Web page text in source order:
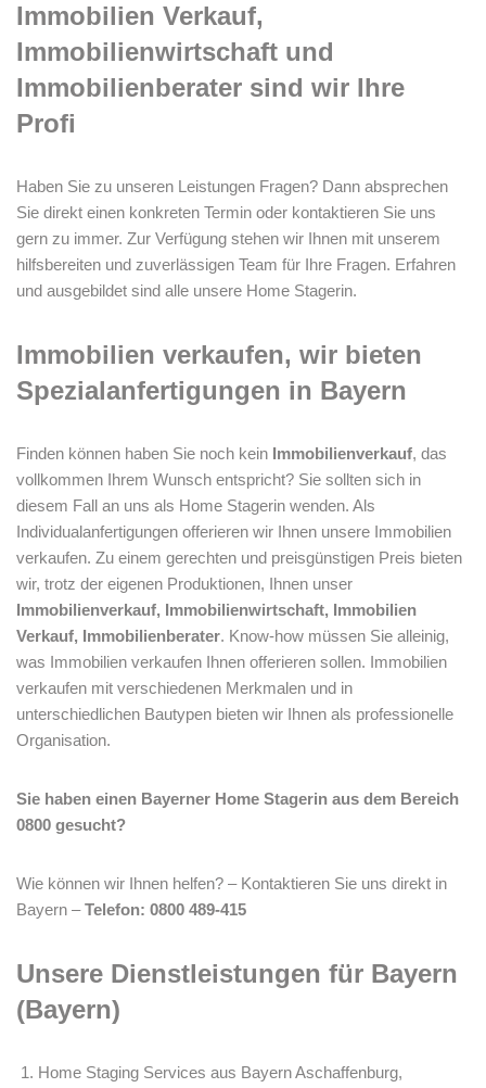
Immobilien Verkauf,
Immobilienwirtschaft und
Immobilienberater sind wir Ihre
Profi
Haben Sie zu unseren Leistungen Fragen? Dann absprechen
Sie direkt einen konkreten Termin oder kontaktieren Sie uns
gern zu immer. Zur Verfügung stehen wir Ihnen mit unserem
hilfsbereiten und zuverlässigen Team für Ihre Fragen. Erfahren
und ausgebildet sind alle unsere Home Stagerin.
Immobilien verkaufen, wir bieten
Spezialanfertigungen in Bayern
Finden können haben Sie noch kein Immobilienverkauf, das
vollkommen Ihrem Wunsch entspricht? Sie sollten sich in
diesem Fall an uns als Home Stagerin wenden. Als
Individualanfertigungen offerieren wir Ihnen unsere Immobilien
verkaufen. Zu einem gerechten und preisgünstigen Preis bieten
wir, trotz der eigenen Produktionen, Ihnen unser
Immobilienverkauf, Immobilienwirtschaft, Immobilien
Verkauf, Immobilienberater. Know-how müssen Sie alleinig,
was Immobilien verkaufen Ihnen offerieren sollen. Immobilien
verkaufen mit verschiedenen Merkmalen und in
unterschiedlichen Bautypen bieten wir Ihnen als professionelle
Organisation.
Sie haben einen Bayerner Home Stagerin aus dem Bereich
0800 gesucht?
Wie können wir Ihnen helfen? – Kontaktieren Sie uns direkt in
Bayern –Telefon: 0800 489-415
Unsere Dienstleistungen für Bayern
(Bayern)
Home Staging Services aus Bayern Aschaffenburg,